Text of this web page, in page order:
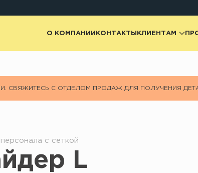
О КОМПАНИИ КОНТАКТЫ КЛИЕНТАМ
СВЯЖИТЕСЬ С ОТДЕЛОМ ПРОДАЖ ДЛЯ ПОЛУЧЕНИЯ
с сеткой
L